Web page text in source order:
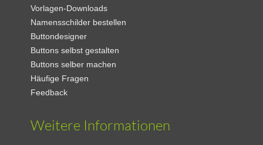
Vorlagen-Downloads
Namensschilder bestellen
Buttondesigner
Buttons selbst gestalten
Buttons selber machen
Häufige Fragen
Feedback
Weitere Informationen